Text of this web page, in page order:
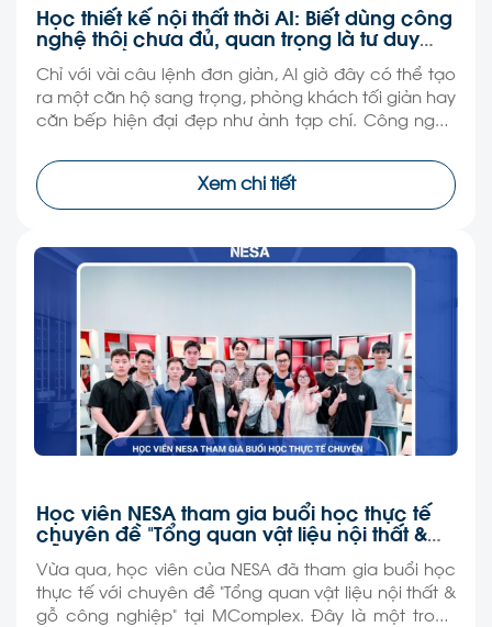
Học thiết kế nội thất thời AI: Biết dùng công
nghệ thôi chưa đủ, quan trọng là tư duy
làm nghề
Chỉ với vài câu lệnh đơn giản, AI giờ đây có thể tạo
ra một căn hộ sang trọng, phòng khách tối giản hay
căn bếp hiện đại đẹp như ảnh tạp chí. Công nghệ
hơn bao giờ hết, thậm chí nhiều người […]
Xem chi tiết
Học viên NESA tham gia buổi học thực tế
chuyên đề “Tổng quan vật liệu nội thất &
gỗ công nghiệp”
Vừa qua, học viên của NESA đã tham gia buổi học
thực tế với chuyên đề “Tổng quan vật liệu nội thất &
gỗ công nghiệp” tại MComplex. Đây là một trong